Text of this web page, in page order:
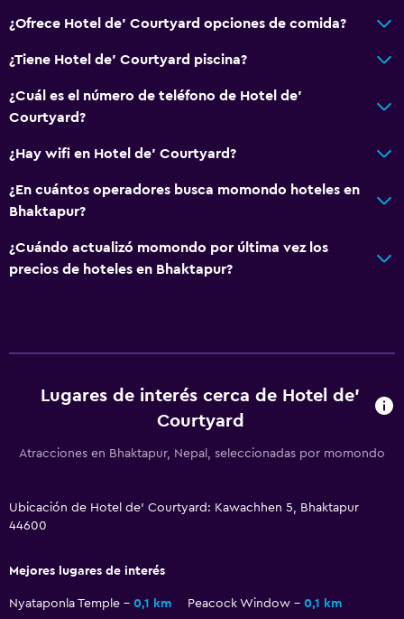
¿Ofrece Hotel de' Courtyard opciones de comida?
¿Tiene Hotel de' Courtyard piscina?
¿Cuál es el número de teléfono de Hotel de'
Courtyard?
¿Hay wifi en Hotel de' Courtyard?
¿En cuántos operadores busca momondo hoteles en
Bhaktapur?
¿Cuándo actualizó momondo por última vez los
precios de hoteles en Bhaktapur?
Lugares de interés cerca de Hotel de'
Courtyard
Atracciones en Bhaktapur, Nepal, seleccionadas por momondo
Ubicación de Hotel de' Courtyard: Kawachhen 5, Bhaktapur
44600
Mejores lugares de interés
Nyataponla Temple 0,1 km Peacock Window
0,1 km